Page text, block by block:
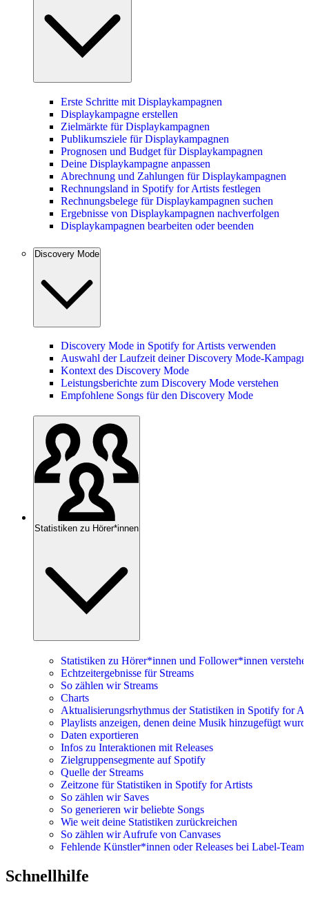
Erste Schritte mit Displaykampagnen
Displaykampagne erstellen
Zielmärkte für Displaykampagnen
Publikumsziele für Displaykampagnen
Prognosen und Budget für Displaykampagnen
Deine Displaykampagne anpassen
Abrechnung und Zahlungen für Displaykampagnen
Rechnungsland in Spotify for Artists festlegen
Rechnungsbelege für Displaykampagnen suchen
Ergebnisse von Displaykampagnen nachverfolgen
Displaykampagnen bearbeiten oder beenden
Discovery Mode
Discovery Mode in Spotify for Artists verwenden
Auswahl der Laufzeit deiner Discovery Mode-
Kontext des Discovery Mode
Leistungsberichte zum Discovery Mode verstehen
Empfohlene Songs für den Discovery Mode
Statistiken zu Hörer*innen
Statistiken zu Hörer*innen und Follower*innen
Echtzeitergebnisse für Streams
So zählen wir Streams
Charts
Aktualisierungsrhythmus der Statistiken in Spotify for
Playlists anzeigen, denen deine Musik hinzugefügt
Daten exportieren
Infos zu Interaktionen mit Releases
Zielgruppensegmente auf Spotify
Quelle der Streams
Zeitzone für Statistiken in Spotify for Artists
So zählen wir Saves
So generieren wir beliebte Songs
Wie weit deine Statistiken zurückreichen
So zählen wir Aufrufe von Canvases
Fehlende Künstler*innen oder Releases bei Label-Teams
Schnellhilfe